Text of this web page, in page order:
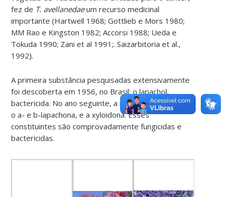
fez de T. avellanedaeum recurso medicinal
importante (Hartwell 1968; Gottlieb e Mors 1980;
MM Rao e Kingston 1982; Accorsi 1988; Ueda e
Tokuda 1990; Zani et al 1991;. Saizarbitoria et al.,
1992).
A primeira substância pesquisadas extensivamente
foi descoberta em 1956, no Brasil: o lapachol,
bactericida. No ano seguinte, a mesma equipe isolou
o a- e b-lapachona, e a xyloidona. Esses
constituintes são comprovadamente fungicidas e
bactericidas.